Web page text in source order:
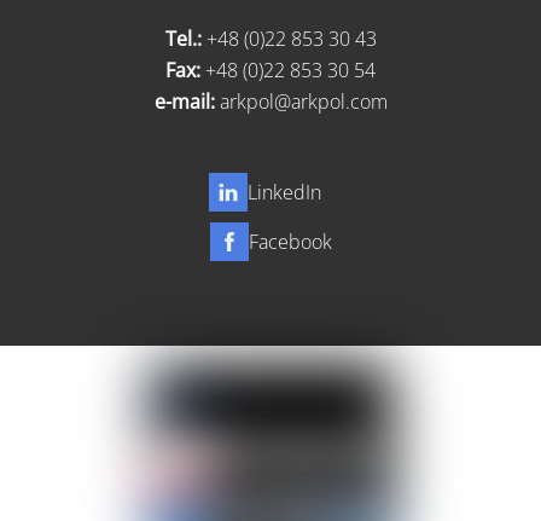
Tel.:+48 (0)22 853 30 43
Fax: +48 (0)22 853 30 54
e-mail:arkpol@arkpol.com
LinkedIn
Facebook